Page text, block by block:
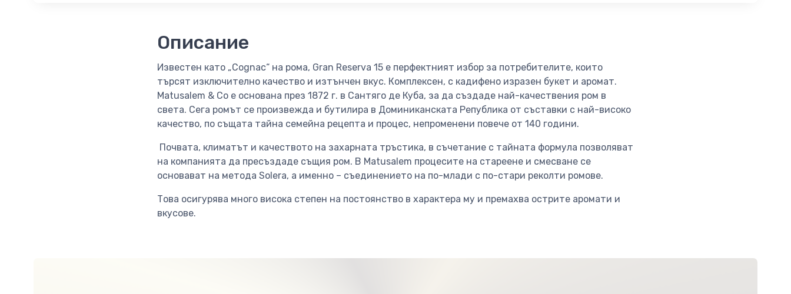
Описание
Известен като „Cognac“ на рома, Gran Reserva 15 е перфектният избор за потребителите, които
търсят изключително качество и изтънчен вкус. Комплексен, с кадифено изразен букет и аромат.
Matusalem & Co е основана през 1872 г. в Сантяго де Куба, за да създаде най-качествения ром в
света. Сега ромът се произвежда и бутилира в Доминиканската Република от съставки с най-високо
качество, по същата тайна семейна рецепта и процес, непроменени повече от 140 години.
Почвата, климатът и качеството на захарната тръстика, в съчетание с тайната формула позволяват
на компанията да пресъздаде същия ром. В Matusalem процесите на стареене и смесване се
основават на метода Solera, а именно – съединението на по-млади с по-стари реколти ромове.
Това осигурява много висока степен на постоянство в характера му и премахва острите аромати и
вкусове.